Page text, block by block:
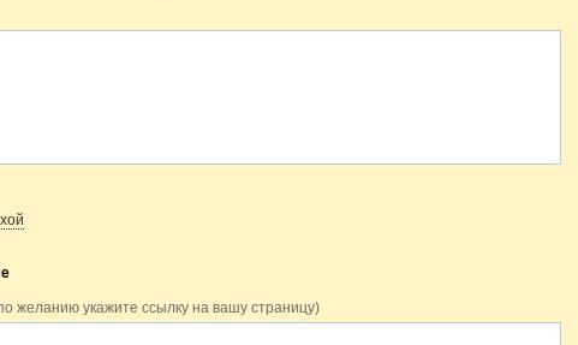
желанию укажите ссылку на вашу страницу)